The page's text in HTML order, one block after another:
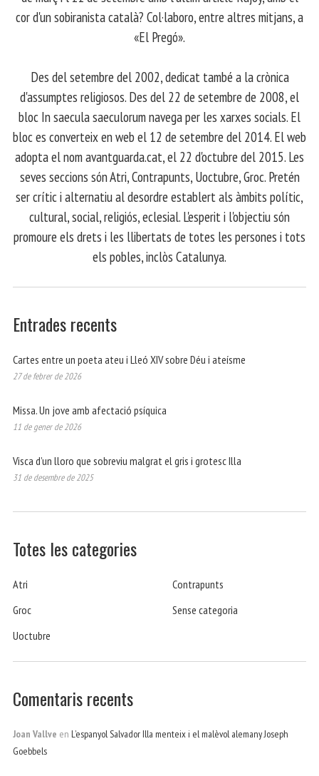
cor d'un sobiranista català? Col·laboro, entre altres mitjans, a
«El Pregó».
​ Des del setembre del 2002, dedicat també a la crònica
d'assumptes religiosos. Des del 22 de setembre de 2008, el
bloc In saecula saeculorum navega per les xarxes socials. El
bloc es converteix en web el 12 de setembre del 2014. El web
adopta el nom avantguarda.cat, el 22 d'octubre del 2015. Les
seves seccions són Atri, Contrapunts, Uoctubre, Groc. Pretén
ser crític i alternatiu al desordre establert als àmbits polític,
cultural, social, religiós, eclesial. L'esperit i l'objectiu són
promoure els drets i les llibertats de totes les persones i tots
els pobles, inclòs Catalunya.
Entrades recents
Cartes entre un poeta ateu i Lleó XIV sobre Déu i ateísme
27 de febrer de 2026
Missa. Un jove amb afectació psíquica
11 de gener de 2026
Visca d’un lloro que sobreviu malgrat el gris i grotesc Illa
31 de desembre de 2025
Totes les categories
Atri
Contrapunts
Groc
Sense categoria
Uoctubre
Comentaris recents
Joan Vallve en L’espanyol Salvador Illa menteix i el malèvol alemany Joseph
Goebbels